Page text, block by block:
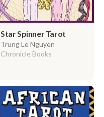
Star Spinner Tarot
Trung Le Nguyen
Chronicle Books